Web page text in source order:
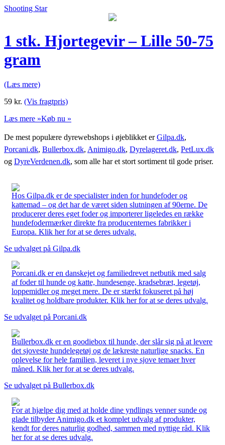
Shooting Star
1 stk. Hjortegevir – Lille 50-75
gram
(Læs mere)
59 kr. (Vis fragtpris)
Læs mere »Køb nu »
De mest populære dyrewebshops i øjeblikket erGilpa.dk,
Porcani.dk, Bullerbox.dk, Animigo.dk, Dyrelageret.dk, PetLux.dk
og DyreVerdenen.dk, som alle har et stort sortiment til gode priser.
Hos Gilpa.dk er de specialister inden for hundefoder og
kattemad – og det har de været siden slutningen af 90erne. De
producerer deres eget foder og importerer ligeledes en række
hundefodermærker direkte fra producenternes fabrikker i
Europa. Klik her for at se deres udvalg.
Se udvalget på Gilpa.dk
Porcani.dk er en danskejet og familiedrevet netbutik med salg
af foder til hunde og katte, hundesenge, kradsebræt, legetøj,
loppemidler og meget mere. De er stærkt fokuseret på høj
kvalitet og holdbare produkter. Klik her for at se deres udvalg.
Se udvalget på Porcani.dk
Bullerbox.dk er en goodiebox til hunde, der slår sig på at levere
det sjoveste hundelegetøj og de lækreste naturlige snacks. En
oplevelse for hele familien, leveret i nye sjove temaer hver
måned. Klik her for at se deres udvalg.
Se udvalget på Bullerbox.dk
For at hjælpe dig med at holde dine yndlings venner sunde og
glade tilbyder Animigo.dk et komplet udvalg af produkter,
kendt for deres naturlig godhed, sammen med nyttige råd. Klik
her for at se deres udvalg.